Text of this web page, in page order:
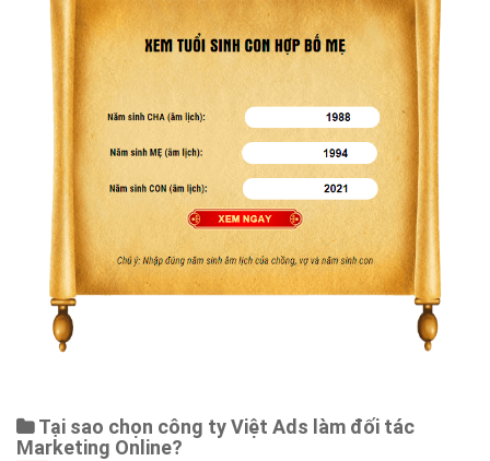
Tại sao chọn công ty Việt Ads làm đối tác
Marketing Online?